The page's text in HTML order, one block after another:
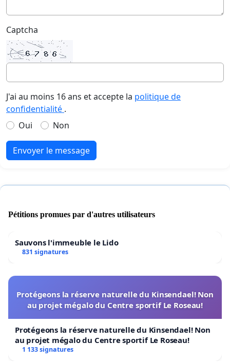
Captcha
J'ai au moins 16 ans et accepte la politique de
confidentialité .
Oui
Non
Envoyer le message
Pétitions promues par d'autres utilisateurs
Sauvons l'immeuble le Lido
831 signatures
Protégeons la réserve naturelle du Kinsendael! Non
au projet mégalo du Centre sportif Le Roseau!
Protégeons la réserve naturelle du Kinsendael! Non
au projet mégalo du Centre sportif Le Roseau!
1 133 signatures